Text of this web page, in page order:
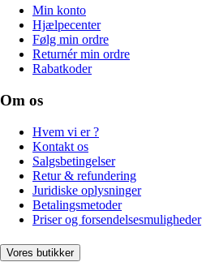
Min konto
Hjælpecenter
Følg min ordre
Returnér min ordre
Rabatkoder
Om os
Hvem vi er ?
Kontakt os
Salgsbetingelser
Retur & refundering
Juridiske oplysninger
Betalingsmetoder
Priser og forsendelsesmuligheder
Vores butikker